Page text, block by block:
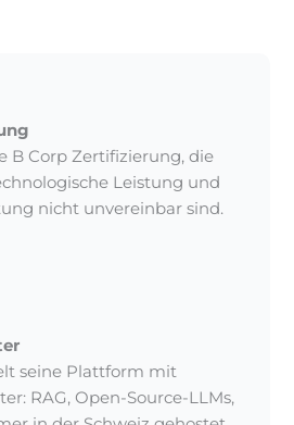
B Corp Zertifizierung, die
Leistung und
nicht unvereinbar sind.
seine Plattform mit
RAG, Open-Source-LLMs,